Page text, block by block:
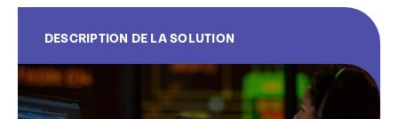
DESCRIPTION DE LA SOLUTION